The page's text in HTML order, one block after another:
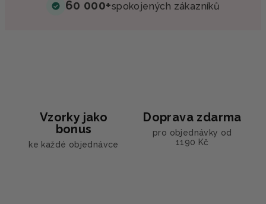
60 000+spokojených zákazníků
Vzorky jako
bonus
ke každé objednávce
Doprava zdarma
pro objednávky od
1190 Kč